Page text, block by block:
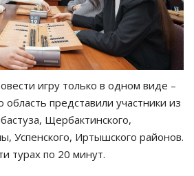
игру только в одном виде –
представили участники из
Щербактинского,
Успенского, Иртышского районов.
турах по 20 минут.